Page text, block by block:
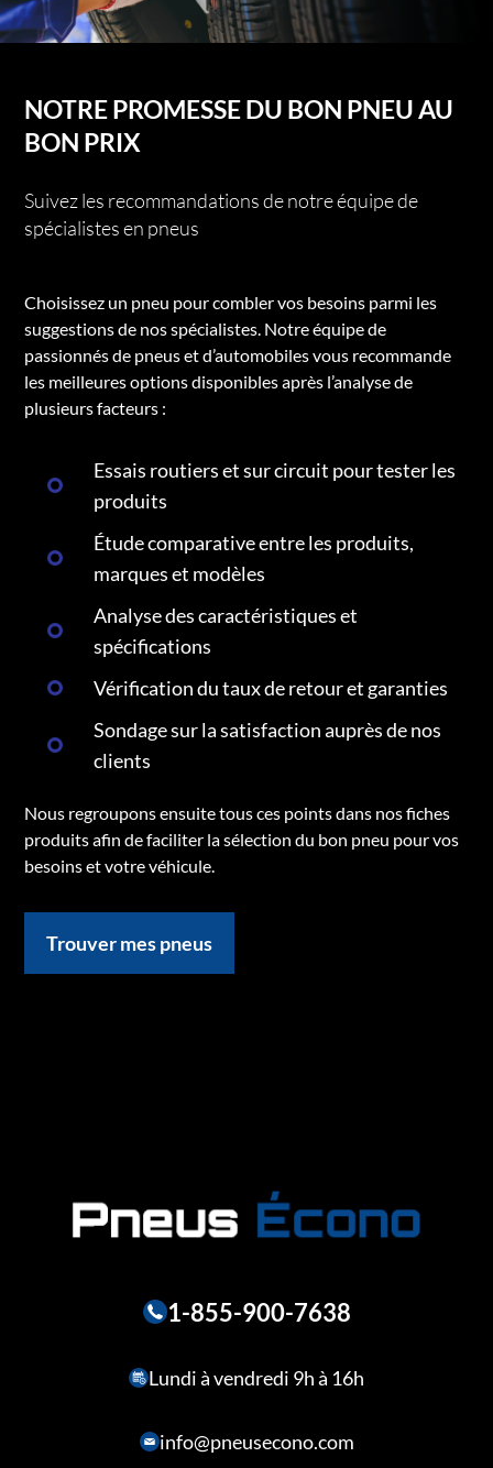
NOTRE PROMESSE DU BON PNEU AU
BON PRIX
Suivez les recommandations de notre équipe de
spécialistes en pneus
Choisissez un pneu pour combler vos besoins parmi les
suggestions de nos spécialistes. Notre équipe de
passionnés de pneus et d’automobiles vous recommande
les meilleures options disponibles après l’analyse de
plusieurs facteurs :
Essais routiers et sur circuit pour tester les
produits
Étude comparative entre les produits,
marques et modèles
Analyse des caractéristiques et
spécifications
Vérification du taux de retour et garanties
Sondage sur la satisfaction auprès de nos
clients
Nous regroupons ensuite tous ces points dans nos fiches
produits afin de faciliter la sélection du bon pneu pour vos
besoins et votre véhicule.
Trouver mes pneus
1-855-900-7638
Lundi à vendredi 9h à 16h
info@pneusecono.com